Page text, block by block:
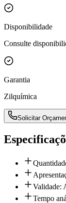
Disponibilidade
Consulte
Garantia
Zilquímica
Solicitar
Validade:
Tempo